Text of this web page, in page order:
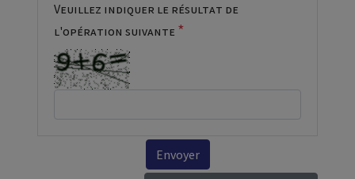
Veuillez indiquer le résultat de
l'opération suivante *
Envoyer